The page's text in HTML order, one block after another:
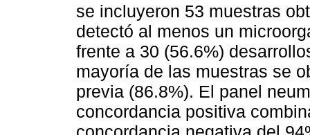
se incluyeron 53 muestras
detectó al menos un
frente a 30 (56.6%)
mayoría de las muestras se
previa (86.8%). El panel
concordancia positiva